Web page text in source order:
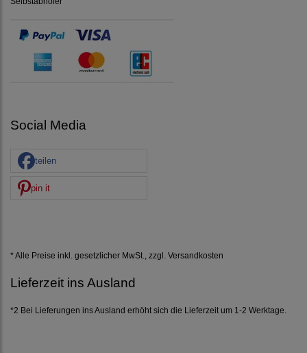
Social Media
teilen
pin it
* Alle Preise inkl. gesetzlicher MwSt., zzgl. Versandkosten
Lieferzeit ins Ausland
*2 Bei Lieferungen ins Ausland erhöht sich die Lieferzeit um 1-2 Werktage.